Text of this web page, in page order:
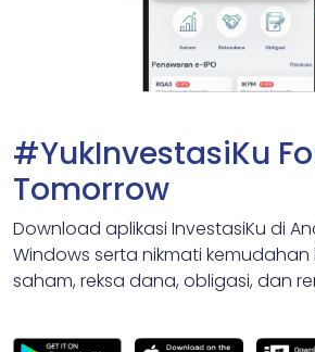
#YukInvestasiKu
Tomorrow
Download aplikasi InvestasiKu di
Windows serta nikmati kemudahan
saham, reksa dana, obligasi, dan